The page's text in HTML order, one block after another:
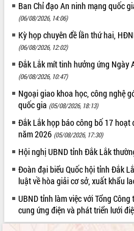
hiện nhiệm vụ quản lý tài sản công
hàng tuần
Tháo gỡ những vướng mắc, đẩy mạnh
công tác cải cách thủ tục hành chính
tại Trung tâm Phục vụ hành chính
công tỉnh
Đắk Lắk: Tôn vinh 46 giải pháp tại Hội
thi Sáng tạo Kỹ thuật 2024 - 2025
về phát triển nuôi trồng thủy sản
Phó Chủ tịch UBND tỉnh Đắk Lắk
Trương Công Thái kiểm tra thực địa
Dự án cao tốc Khánh Hòa - Buôn Ma
Thuột
Định vị cà phê Việt Nam như một “di
sản sống” trong dòng chảy toàn cầu
Xây dựng nông thôn mới: Nâng cao đời
Ban Chỉ đạo An ninh mạng quốc
(06/08/2026, 14:06)
Kỳ họp chuyên đề lần thứ hai,
(06/08/2026, 12:02)
Đắk Lắk mít tinh hưởng ứng Ngày
(06/08/2026, 10:47)
Ngoại giao khoa học, công nghệ
quốc gia (05/08/2026, 18:13)
Đắk Lắk họp báo công bố 17 hoạt
năm 2026 (05/08/2026, 17:30)
Hội nghị UBND tỉnh Đắk Lắk
Đoàn đại biểu Quốc hội tỉnh Đắk
luật về hòa giải cơ sở, xuất khẩu
UBND tỉnh làm việc với Tổng
cung ứng điện và phát triển lưới